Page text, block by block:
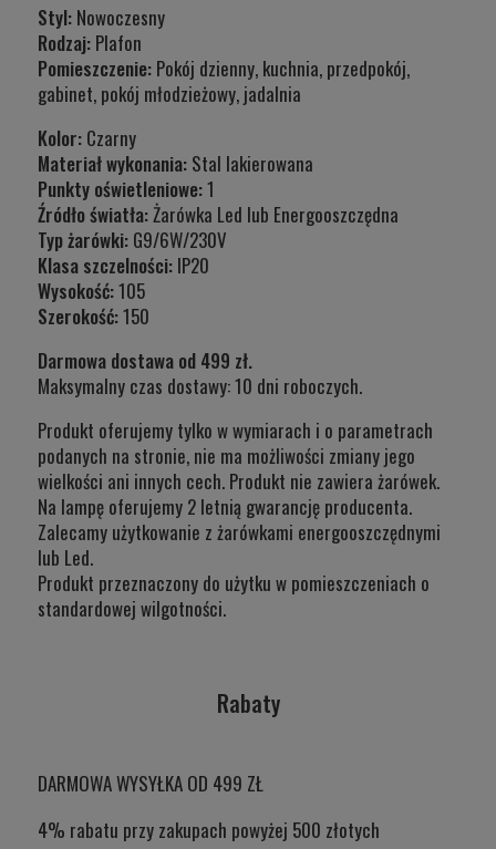
Styl: Nowoczesny
Rodzaj: Plafon
Pomieszczenie: Pokój dzienny, kuchnia, przedpokój,
gabinet, pokój młodzieżowy, jadalnia
Kolor: Czarny
Materiał wykonania: Stal lakierowana
Punkty oświetleniowe:1
Źródło światła:Żarówka Led lub Energooszczędna
Typ żarówki: G9/6W/230V
Klasa szczelności: IP20
Wysokość:105
Szerokość:150
Darmowa dostawa od 499 zł.
Maksymalny czas dostawy: 10 dni roboczych.
Produkt oferujemy tylko w wymiarach i o parametrach
podanych na stronie, nie ma możliwości zmiany jego
wielkości ani innych cech. Produkt nie zawiera żarówek.
Na lampę oferujemy 2 letnią gwarancję producenta.
Zalecamy użytkowanie z żarówkami energooszczędnymi
lub Led.
Produkt przeznaczony do użytku w pomieszczeniach o
standardowej wilgotności.
Rabaty
DARMOWA WYSYŁKA OD 499 ZŁ
4% rabatu przy zakupach powyżej 500 złotych